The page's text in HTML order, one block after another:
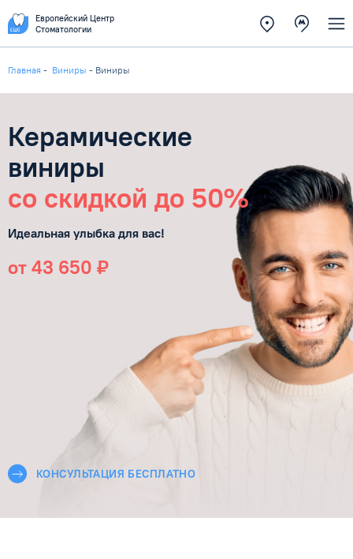
Европейский Центр
Стоматологии
Главная - Виниры - Виниры
Керамические
виниры
со скидкой до 50%
Идеальная улыбка для вас!
от 43 650 ₽
КОНСУЛЬТАЦИЯ БЕСПЛАТНО